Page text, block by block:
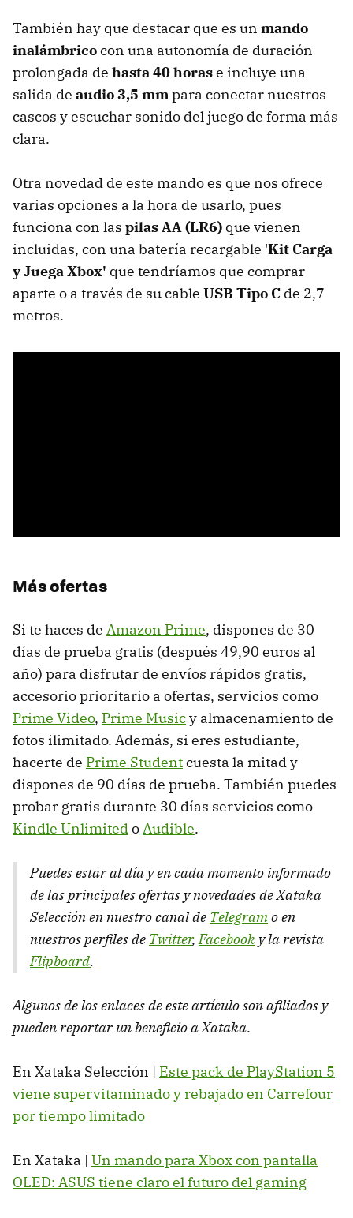
También hay que destacar que es un mando
inalámbricocon una autonomía de duración
prolongada de hasta 40 horase incluye una
salida de audio 3,5 mmpara conectar nuestros
cascos y escuchar sonido del juego de forma más
clara.
Otra novedad de este mando es que nos ofrece
varias opciones a la hora de usarlo, pues
funciona con las pilas AA (LR6) que vienen
incluidas, con una batería recargable 'Kit Carga
y Juega Xbox' que tendríamos que comprar
aparte o a través de su cable USB Tipo C de 2,7
metros.
Más ofertas
Si te haces de Amazon Prime, dispones de 30
días de prueba gratis (después 49,90 euros al
año) para disfrutar de envíos rápidos gratis,
accesorio prioritario a ofertas, servicios como
Prime Video, Prime Musicy almacenamiento de
fotos ilimitado. Además, si eres estudiante,
hacerte de Prime Studentcuesta la mitad y
dispones de 90 días de prueba. También puedes
probar gratis durante 30 días servicios como
Kindle UnlimitedoAudible.
Puedes estar al día y en cada momento informado
de las principales ofertas y novedades de Xataka
Selección en nuestro canal de Telegramo en
nuestros perfiles de Twitter,Facebook y la revista
Flipboard.
Algunos de los enlaces de este artículo son afiliados y
pueden reportar un beneficio a Xataka.
En Xataka Selección | Este pack de PlayStation 5
viene supervitaminado y rebajado en Carrefour
por tiempo limitado
En Xataka | Un mando para Xbox con pantalla
OLED: ASUS tiene claro el futuro del gaming